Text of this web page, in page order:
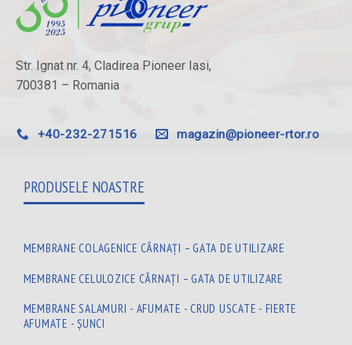
Str. Ignat nr. 4, Cladirea Pioneer Iasi,
700381 – Romania
+40-232-271516 magazin@pioneer-rtor.ro
PRODUSELE NOASTRE
MEMBRANE COLAGENICE CÂRNAȚI – GATA DE UTILIZARE
MEMBRANE CELULOZICE CÂRNAȚI – GATA DE UTILIZARE
MEMBRANE SALAMURI - AFUMATE - CRUD USCATE - FIERTE
AFUMATE - ȘUNCI